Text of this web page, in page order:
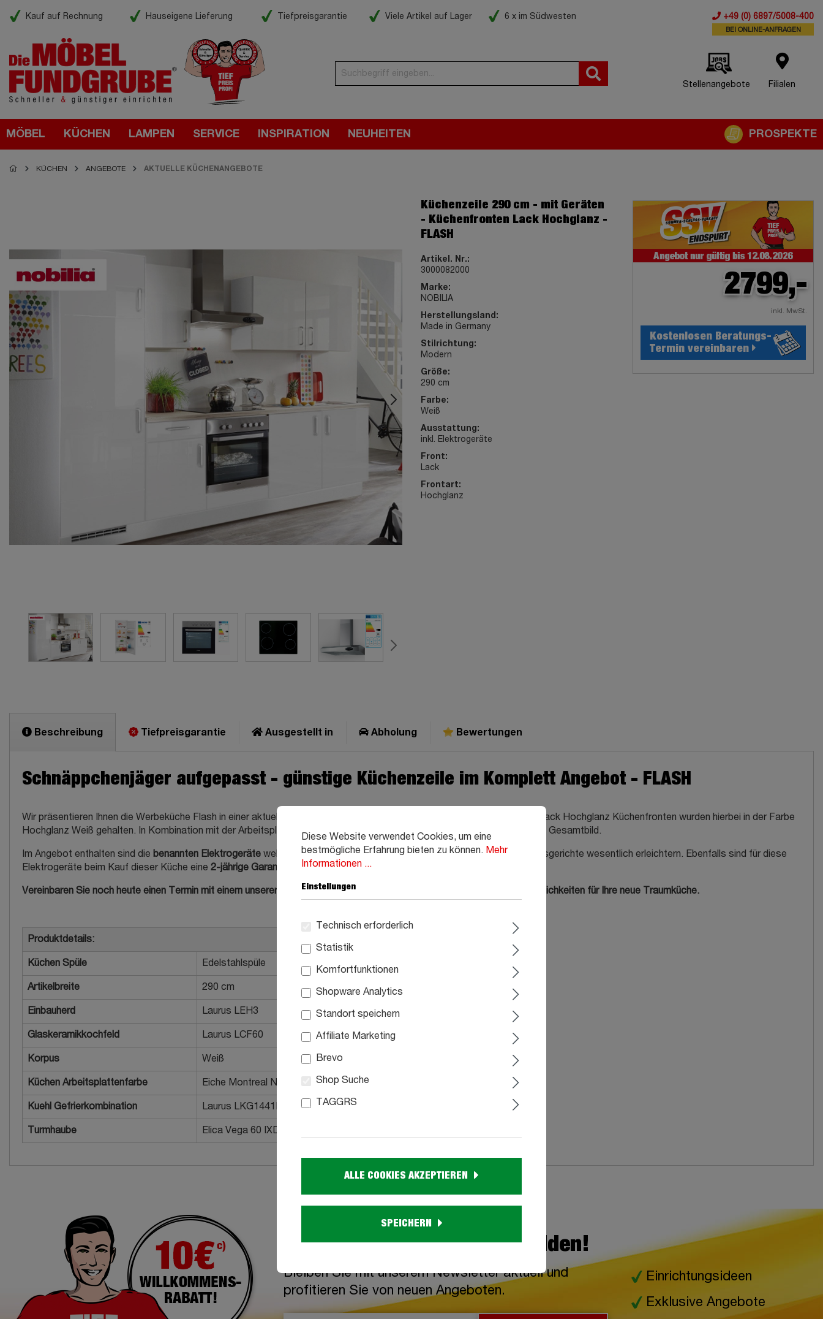
Kauf auf Rechnung Hauseigene Lieferung Tiefpreisgarantie Viele Artikel auf Lager 6 x im Südwesten +49 (0) 6897/5008-400
BEI ONLINE-ANFRAGEN
Stellenangebote Filialen
MÖBEL KÜCHEN LAMPEN SERVICE INSPIRATION NEUHEITEN PROSPEKTE
KÜCHEN ANGEBOTE AKTUELLE KÜCHENANGEBOTE
Küchenzeile 290 cm - mit Geräten
- Küchenfronten Lack Hochglanz -
FLASH
Artikel. Nr.:
3000082000
Marke:
NOBILIA
Herstellungsland:
Made in Germany
Stilrichtung:
Modern
Größe:
290 cm
Farbe:
Weiß
Ausstattung:
inkl. Elektrogeräte
Front:
Lack
Frontart:
Hochglanz
2799,-
inkl. MwSt.
Kostenlosen Beratungs-
Termin vereinbaren
Beschreibung Tiefpreisgarantie Ausgestellt in Abholung Bewertungen
Schnäppchenjäger aufgepasst - günstige Küchenzeile im Komplett Angebot - FLASH
Wir präsentieren Ihnen die Werbeküche Flash in einer aktuellen Farbgestaltung zum Tiefpreis Ihrer Möbelfundgrube. Die Lack Hochglanz Küchenfronten wurden hierbei in der Farbe
Hochglanz Weiß gehalten. In Kombination mit der Arbeitsplatte in Eiche Montreal Nachbildung entsteht ein harmonisches Gesamtbild.
Im Angebot enthalten sind die benannten Elektrogeräte welche mit durchdachten Funktionen die Zubereitung der Lieblingsgerichte wesentlich erleichtern. Ebenfalls sind für diese
Elektrogeräte beim Kauf dieser Küche eine 2-jährige Garantie auf sämtliche Elektrogeräte enthalten.
Vereinbaren Sie noch heute einen Termin mit einem unserer Küchenspezialisten und entdecken Sie weitere Planungsmöglichkeiten für Ihre neue Traumküche.
Produktdetails:
Küchen Spüle Edelstahlspüle
Artikelbreite 290 cm
Einbauherd Laurus LEH3
Glaskeramikkochfeld Laurus LCF60
Korpus Weiß
Küchen Arbeitsplattenfarbe Eiche Montreal Nachbildung
Kuehl Gefrierkombination Laurus LKG1441FDD
Turmhaube Elica Vega 60 IXD
Jetzt zum Newsletter anmelden!
Bleiben Sie mit unserem Newsletter aktuell und
profitieren Sie von neuen Angeboten.
Einrichtungsideen
Exklusive Angebote
Diese Website verwendet Cookies, um eine
bestmögliche Erfahrung bieten zu können. Mehr
Informationen ...
Einstellungen
Technisch erforderlich
Statistik
Komfortfunktionen
Shopware Analytics
Standort speichern
Affiliate Marketing
Brevo
Shop Suche
TAGGRS
ALLE COOKIES AKZEPTIEREN
SPEICHERN